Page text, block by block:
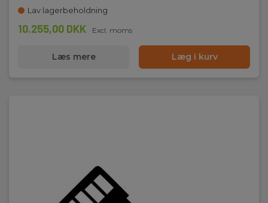
Lav lagerbeholdning
10.255,00 DKK Excl. moms
Læs mere Læg i kurv